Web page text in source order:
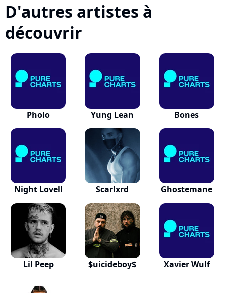
D'autres artistes à
découvrir
Pholo Yung Lean Bones
Night Lovell Scarlxrd Ghostemane
Lil Peep $uicideboy$ Xavier Wulf